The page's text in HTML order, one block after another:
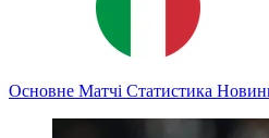
Основне Матчі Статистика